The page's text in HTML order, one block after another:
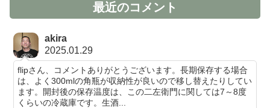
最近のコメント
akira
2025.01.29
flipさん、コメントありがとうございます。長期保存する場合
は、よく300mlの角瓶が収納性が良いので移し替えたりしてい
ます。開封後の保存温度は、この二左衛門に関しては7～8度
くらいの冷蔵庫です。生酒...